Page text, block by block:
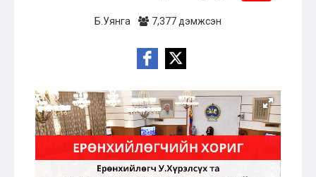
Б.Уянга 7,377 дэмжсэн